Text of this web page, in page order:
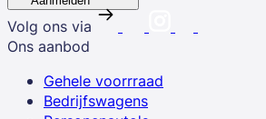
Volg ons via
Ons aanbod
Gehele voorrraad
Bedrijfswagens